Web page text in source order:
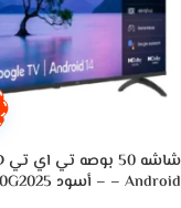
– Android – أسود 50G2025